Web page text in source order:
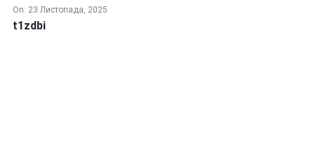
On: 23 Листопада, 2025
t1zdbi